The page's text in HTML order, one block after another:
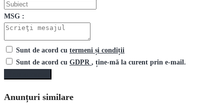
MSG :
Sunt de acord cu termeni și condiții
Sunt de acord cu GDPR , ține-mă la curent prin e-mail.
Anunțuri similare